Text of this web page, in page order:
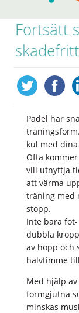
Fortsätt
skadefritt
Padel har
kul med
Ofta
vill utnyttja
att värma
träning med
stopp.
Inte bara
dubbla
av hopp och
halvtimme
Med hjälp
formgjutna
minskas